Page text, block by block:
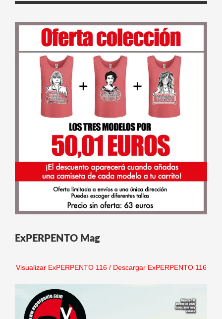
ExPERPENTO Mag
Visualizar ExPERPENTO 116/ Descargar ExPERPENTO 116